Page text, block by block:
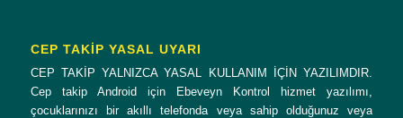
CEP TAKİP YASAL UYARI
CEP TAKİP YALNIZCA YASAL KULLANIM İÇİN YAZILIMDIR.
Cep takip Android için Ebeveyn Kontrol hizmet yazılımı,
çocuklarınızı bir akıllı telefonda veya sahip olduğunuz veya